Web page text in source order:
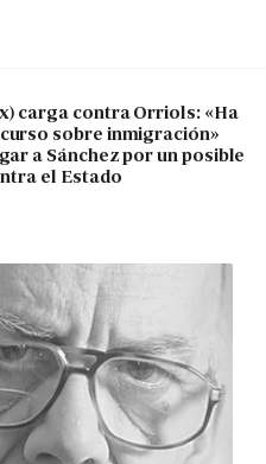
carga contra Orriols: «Ha
sobre inmigración»
a Sánchez por un posible
el Estado